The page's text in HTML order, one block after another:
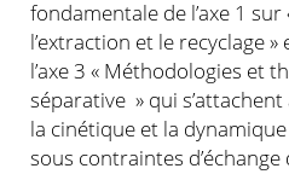
fondamentale de l’axe 1
l’extraction et le recyclage
l’axe 3 « Méthodologies et
séparative » qui
la cinétique et la
sous contraintes d’échange